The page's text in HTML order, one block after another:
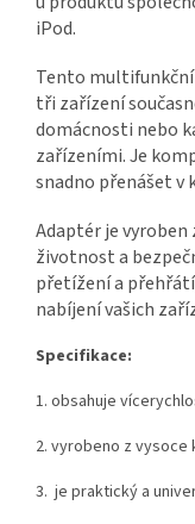
iPod.
Tento
tři zařízení
domácnosti nebo
zařízeními. Je
snadno přenášet v
Adaptér je
životnost a
přetížení a
nabíjení vašich
Specifikace:
1. obsahuje
2. vyrobeno z vysoce
3. je praktický a